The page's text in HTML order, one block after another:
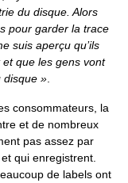
du disque. Alors
pour garder la trace
suis aperçu qu’ils
que les gens vont
disque »
consommateurs, la
et de nombreux
pas assez par
qui enregistrent.
de labels ont